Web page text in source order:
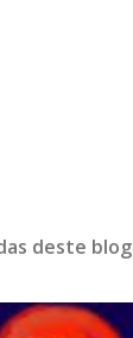
deste blog